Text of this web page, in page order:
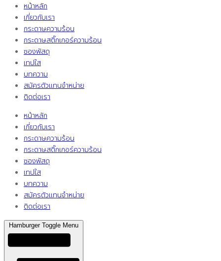
หน้าหลัก
เกี่ยวกับเรา
กระดาษความร้อน
กระดาษสติ๊กเกอร์ความร้อน
ซองพัสดุ
เทปใส
บทความ
สมัครตัวแทนจำหน่าย
ติดต่อเรา
หน้าหลัก
เกี่ยวกับเรา
กระดาษความร้อน
กระดาษสติ๊กเกอร์ความร้อน
ซองพัสดุ
เทปใส
บทความ
สมัครตัวแทนจำหน่าย
ติดต่อเรา
Hamburger Toggle Menu